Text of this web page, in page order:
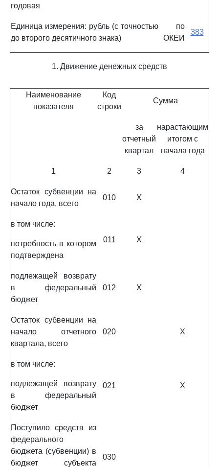
годовая
Единица измерения: рубль (с точностью
до второго десятичного знака)
по
ОКЕИ
383
1. Движение денежных средств
Наименование
показателя
Код
строки
Сумма
за
отчетный
квартал
нарастающим
итогом с
начала года
1 2 3 4
Остаток субвенции на
начало года, всего
010 X
в том числе:
потребность в котором
подтверждена
011 X
подлежащей возврату
в федеральный
бюджет
012 X
Остаток субвенции на
начало отчетного
квартала, всего
020 X
в том числе:
подлежащей возврату
в федеральный
бюджет
021 X
Поступило средств из
федерального
бюджета (субвенции) в
бюджет субъекта
030